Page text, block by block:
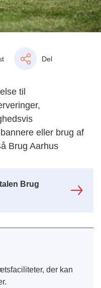
Del
til
eller brug af
Brug Aarhus
Brug
der kan